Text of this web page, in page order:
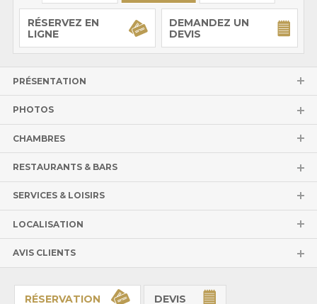
RÉSERVEZ EN
LIGNE
DEMANDEZ UN
DEVIS
PRÉSENTATION
PHOTOS
CHAMBRES
RESTAURANTS & BARS
SERVICES & LOISIRS
LOCALISATION
AVIS CLIENTS
RÉSERVATION DEVIS